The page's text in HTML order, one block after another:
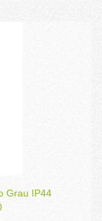
Grau IP44